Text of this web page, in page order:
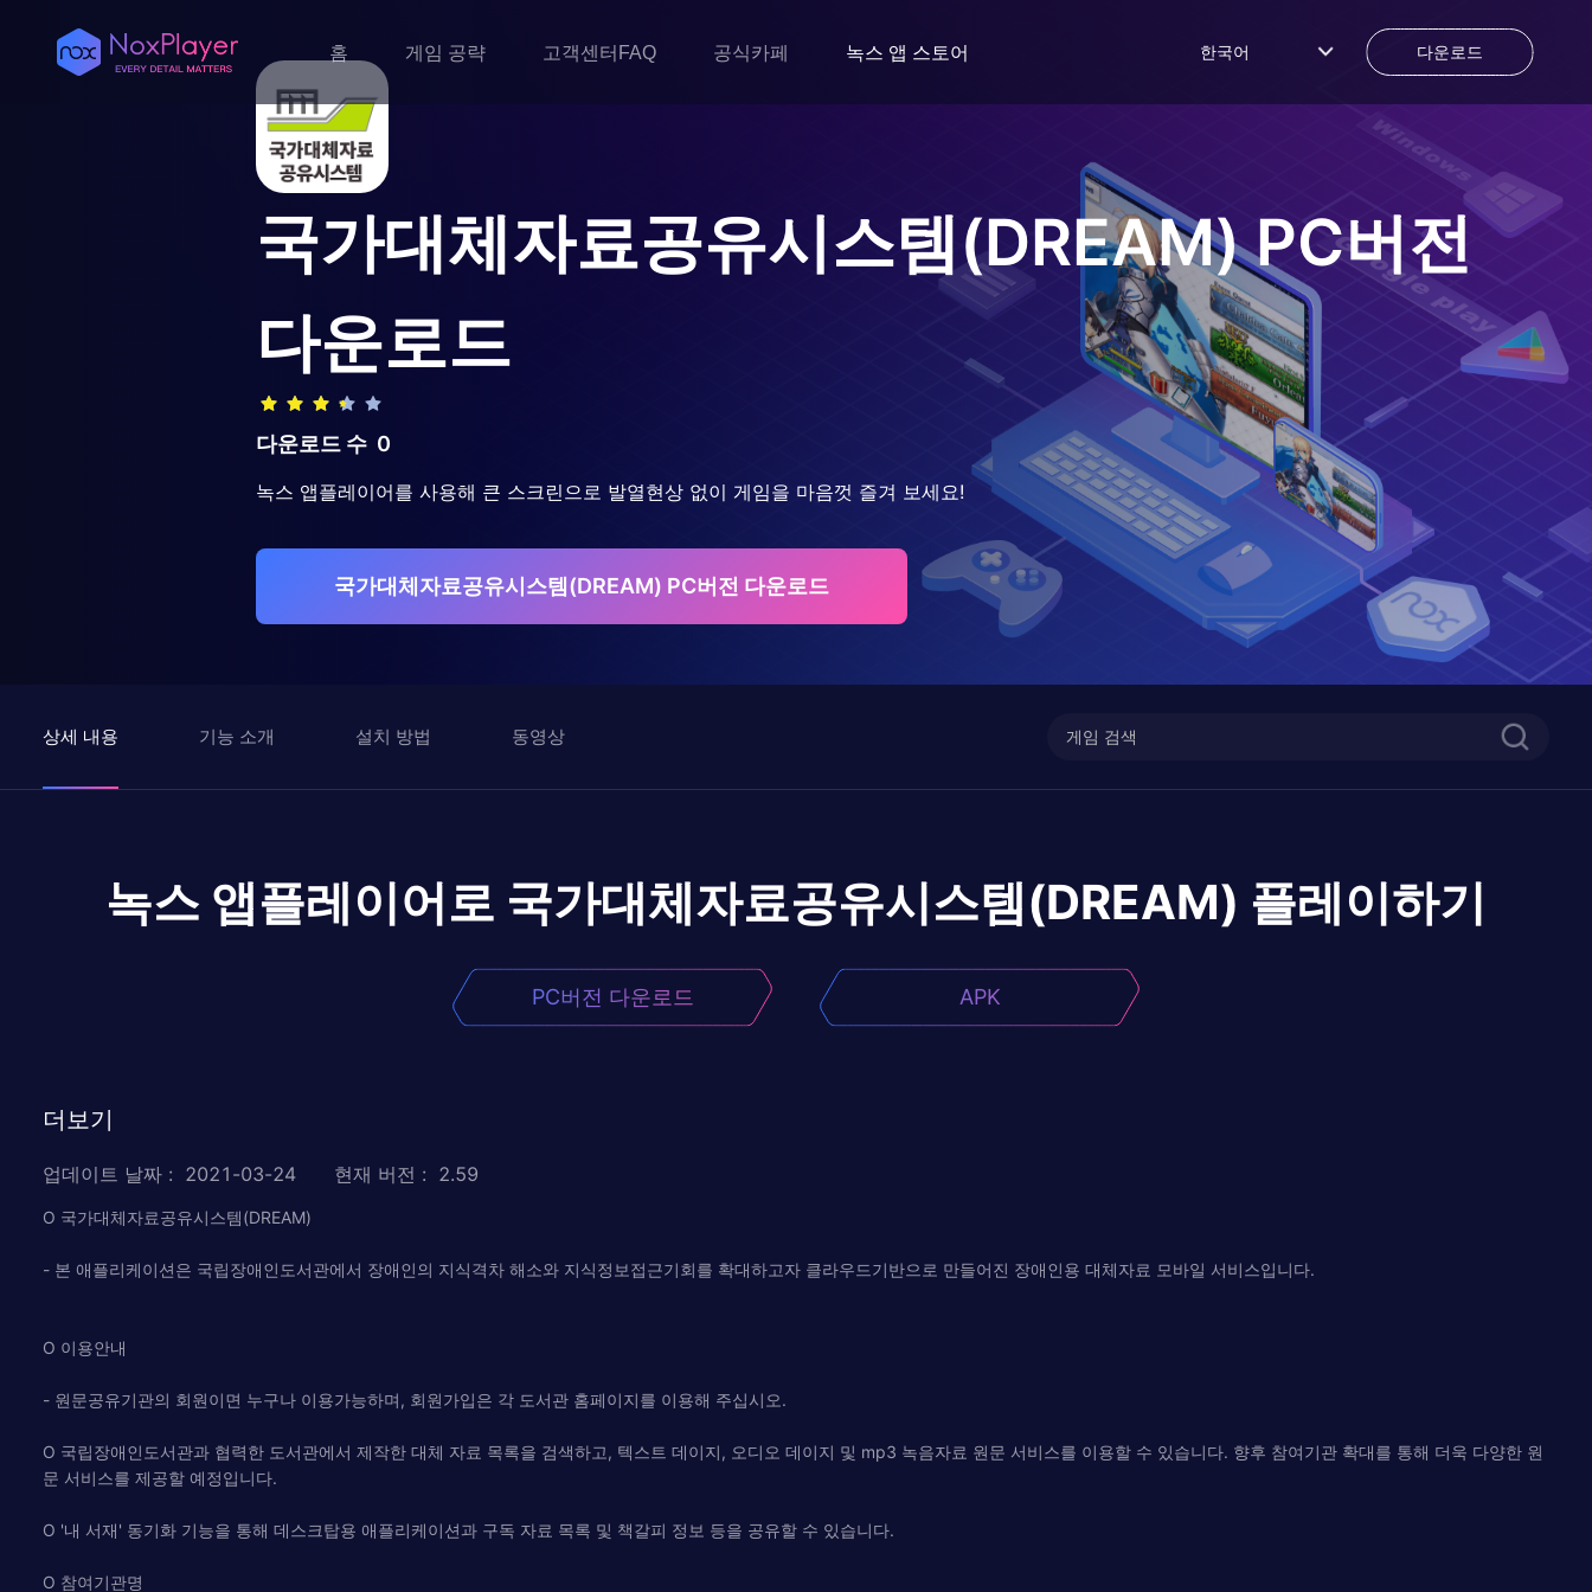
홈 게임 공략 고객센터FAQ 공식카페 녹스 앱 스토어 한국어 다운로드
국가대체자료공유시스템(DREAM)PC버전
다운로드
다운로드 수 0
녹스 앱플레이어를 사용해 큰 스크린으로 발열현상 없이 게임을 마음껏 즐겨 보세요!
국가대체자료공유시스템(DREAM) PC버전 다운로드
상세 내용 기능 소개 설치 방법 동영상
녹스 앱플레이어로 국가대체자료공유시스템(DREAM) 플레이하기
PC버전 다운로드 APK
더보기
업데이트 날짜 : 2021-03-24 현재 버전 : 2.59
O 국가대체자료공유시스템(DREAM)
- 본 애플리케이션은 국립장애인도서관에서 장애인의 지식격차 해소와 지식정보접근기회를 확대하고자 클라우드기반으로 만들어진 장애인용 대체자료 모바일 서비스입니다.
O 이용안내
- 원문공유기관의 회원이면 누구나 이용가능하며, 회원가입은 각 도서관 홈페이지를 이용해 주십시오.
O 국립장애인도서관과 협력한 도서관에서 제작한 대체 자료 목록을 검색하고, 텍스트 데이지, 오디오 데이지 및 mp3 녹음자료 원문 서비스를 이용할 수 있습니다. 향후 참여기관 확대를 통해 더욱 다양한 원
문 서비스를 제공할 예정입니다.
O '내 서재' 동기화 기능을 통해 데스크탑용 애플리케이션과 구독 자료 목록 및 책갈피 정보 등을 공유할 수 있습니다.
O 참여기관명